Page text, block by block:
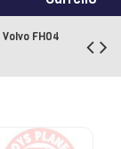
Volvo FH04